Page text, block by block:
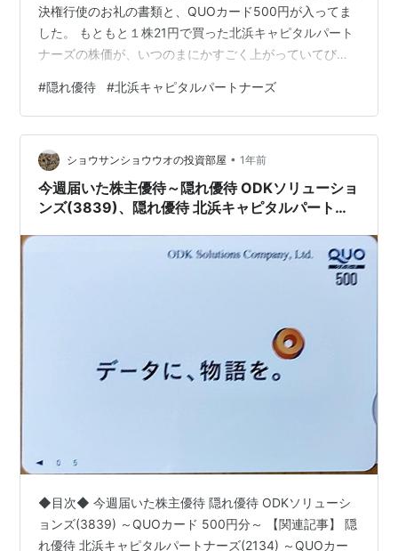
決権行使のお礼の書類と、QUOカード500円が入ってま
した。 もともと１株21円で買った北浜キャピタルパート
ナーズの株価が、いつのまにかすごく上がっていてびっ
入時の2100円に対して 500円のQUOカードがもらえた
ので、23.8%の利回りです。 今日の株価 77円で計算して
も、6.5%の利回りになります。 この隠れ優待はいつまで
続くか不明です。 現在の時価総額がは40億円を超えてい
て、上場基準をぎりぎり超えてますが、将来的に100億
円…
#隠れ優待 #北浜キャピタルパートナーズ
ショウサンショウウオの投資部屋 • 1年前
今週届いた株主優待～隠れ優待 ODKソリューショ
ンズ(3839)、隠れ優待 北浜キャピタルパートナ
◆目次◆ 今週届いた株主優待 隠れ優待 ODKソリューシ
ョンズ(3839) ～QUOカード 500円分～ 【関連記事】 隠
れ優待 北浜キャピタルパートナーズ(2134) ～QUOカー